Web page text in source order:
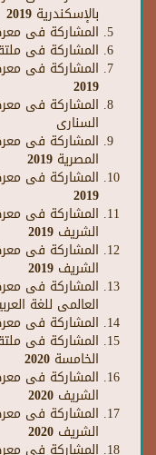
بالإسكندرية
المشاركة فى
المشاركة فى
المشاركة فى
2019
المشاركة فى
السنارى
المشاركة فى
المصرية 2019
المشاركة فى
2019
المشاركة فى
الشريف 2019
المشاركة فى
الشريف 2019
المشاركة فى
العالمى للغة العربية
المشاركة فى
المشاركة فى
الخامسة 2020
المشاركة فى
الشريف 2020
المشاركة فى
الشريف 2020
المشاركة فى